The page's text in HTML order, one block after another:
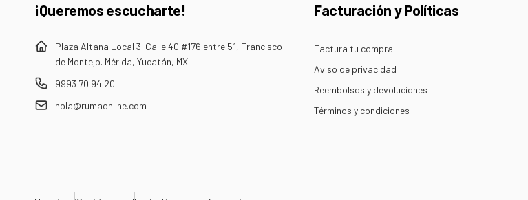
¡Queremos escucharte!
Plaza Altana Local 3. Calle 40 #176 entre 51, Francisco
de Montejo. Mérida, Yucatán, MX
9993 70 94 20
hola@rumaonline.com
Facturación y Políticas
Factura tu compra
Aviso de privacidad
Reembolsos y devoluciones
Términos y condiciones